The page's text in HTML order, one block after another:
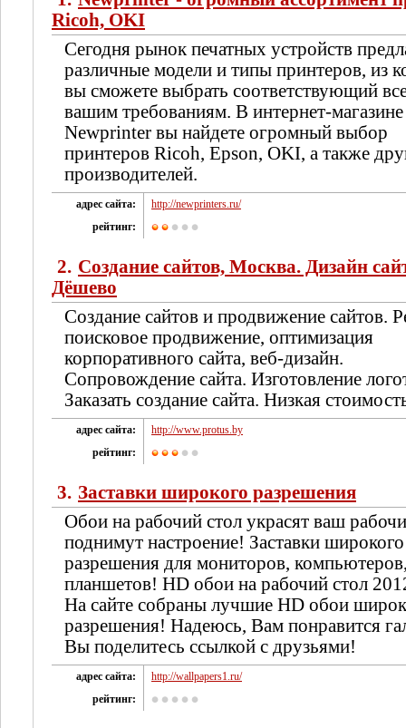
Ricoh, OKI
Сегодня рынок печатных устройств
различные модели и типы принтеров, из
вы сможете выбрать соответствующий
вашим требованиям. В интернет-магазине
Newprinter вы найдете огромный выбор
принтеров Ricoh, Epson, OKI, а также
производителей.
адрес сайта:
http://newprinters.ru/
рейтинг:
2. Создание сайтов, Москва. Дизайн
Дёшево
Создание сайтов и продвижение сайтов.
поисковое продвижение, оптимизация
корпоративного сайта, веб-дизайн.
Сопровождение сайта. Изготовление
Заказать создание сайта. Низкая
адрес сайта:
http://www.protus.by
рейтинг:
3. Заставки широкого разрешения
Обои на рабочий стол украсят ваш
поднимут настроение! Заставки широкого
разрешения для мониторов,
планшетов! HD обои на рабочий стол
На сайте собраны лучшие HD обои
разрешения! Надеюсь, Вам понравится
Вы поделитесь ссылкой с друзьями!
адрес сайта:
http://wallpapers1.ru/
рейтинг: